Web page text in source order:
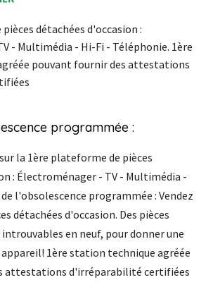
détachées d'occasion :
- Multimédia - Hi-Fi - Téléphonie. 1ère
pouvant fournir des attestations
programmée :
la 1ère plateforme de pièces
: Électroménager - TV - Multimédia -
l'obsolescence programmée : Vendez
détachées d'occasion. Des pièces
en neuf, pour donner une
1ère station technique agréée
attestations d'irréparabilité certifiées